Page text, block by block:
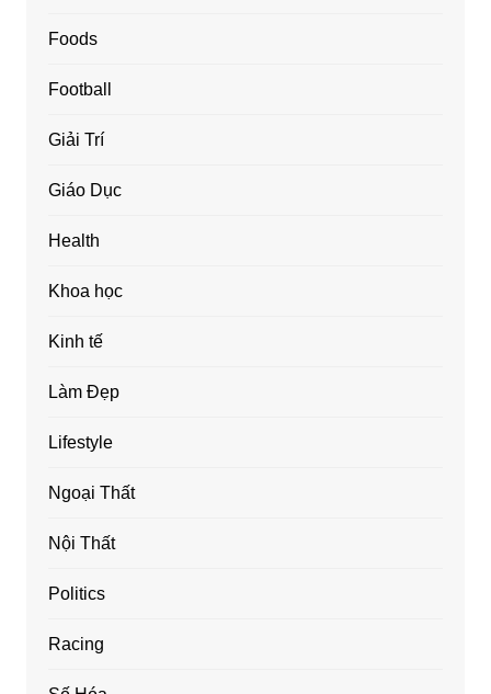
Foods
Football
Giải Trí
Giáo Dục
Health
Khoa học
Kinh tế
Làm Đẹp
Lifestyle
Ngoại Thất
Nội Thất
Politics
Racing